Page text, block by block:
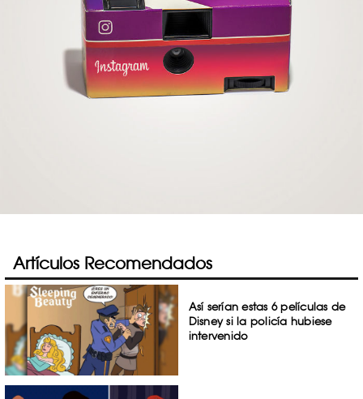
Artículos Recomendados
Así serían estas 6 películas de
Disney si la policía hubiese
intervenido